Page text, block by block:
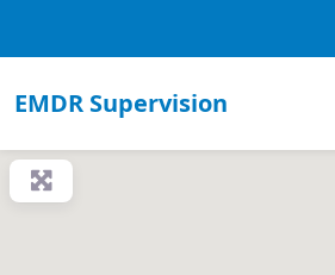
EMDR Supervision